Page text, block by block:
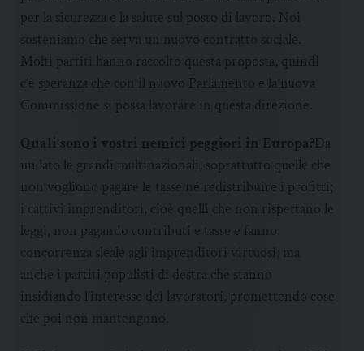
per la sicurezza e la salute sul posto di lavoro. Noi
sosteniamo che serva un nuovo contratto sociale.
Molti partiti hanno raccolto questa proposta, quindi
c’è speranza che con il nuovo Parlamento e la nuova
Commissione si possa lavorare in questa direzione.
Quali sono i vostri nemici peggiori in Europa?
Da
un lato le grandi multinazionali, soprattutto quelle che
non vogliono pagare le tasse né redistribuire i profitti;
i cattivi imprenditori, cioè quelli che non rispettano le
leggi, non pagando contributi e tasse e fanno
concorrenza sleale agli imprenditori virtuosi; ma
anche i partiti populisti di destra che stanno
insidiando l’interesse dei lavoratori, promettendo cose
che poi non mantengono.